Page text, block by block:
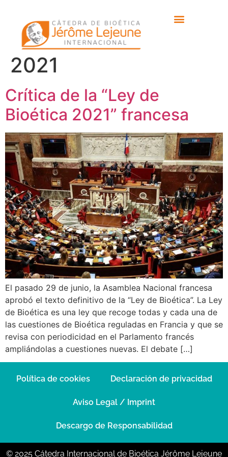
Etiqueta: Ley de
Bioética francesa
2021
Crítica de la “Ley de
Bioética 2021” francesa
El pasado 29 de junio, la Asamblea Nacional francesa
aprobó el texto definitivo de la “Ley de Bioética”. La Ley
de Bioética es una ley que recoge todas y cada una de
las cuestiones de Bioética reguladas en Francia y que se
revisa con periodicidad en el Parlamento francés
ampliándolas a cuestiones nuevas. El debate […]
Política de cookies Declaración de privacidad
Aviso Legal / Imprint
Descargo de Responsabilidad
© 2025 Cátedra Internacional de Bioética Jérôme Lejeune